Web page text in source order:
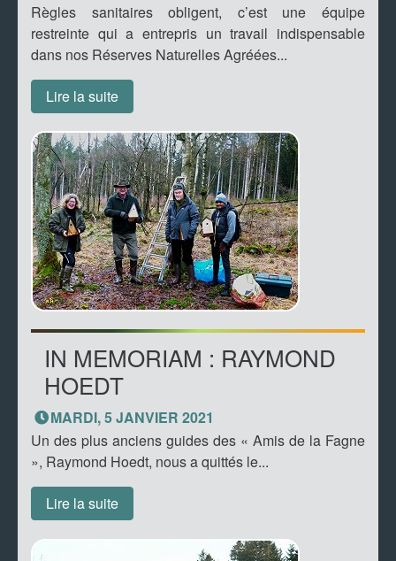
Règles sanitaires obligent, c’est une équipe
restreinte qui a entrepris un travail indispensable
dans nos Réserves Naturelles Agréées...
Lire la suite
IN MEMORIAM : RAYMOND
HOEDT
MARDI, 5 JANVIER 2021
Un des plus anciens guides des « Amis de la Fagne
», Raymond Hoedt, nous a quittés le...
Lire la suite